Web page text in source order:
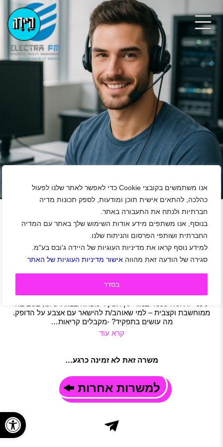
אנו משתמשים בקובצי Cookie כדי לאפשר לאתר שלנו לפעול
כהלכה, להתאים אישית תוכן ומודעות, לספק תכונות מדיה
חברתיות ולנתח את התעבורה באתר.
בנוסף, אנו משתפים מידע אודות השימוש שלך באתר עם המדיה
החברתית ושותפי הפרסום והניתוח שלנו.
למידע נוסף קראו את מדיניות העוגיות של היידה ג'ובס בע"מ.
סגירה של הודעה זאת מהווה אישור מדיניות העוגיות של האתר
בסדר
+
רפרנט/ית מוקד טכני בדאטה סנטר באלקטרה FM
מודיעין|סטודנטים|חיילים משוחררים|שירות לקוחות|מוקד
משרות שוות|תפעול|משרה מלאה|משמרות| חצי משרה
מחפשים עבודה דינמית עם אחריות וראש גדול? בואו לתפעל את
השטח מהמרכז של אלקטרה FM! אנחנו מחפשים רפרנט/ית מוקד
ממוחשבת וקצבית – למי שאוהב/ת להישאר עם אצבע על הדופק.
מה עושים בתפקיד? -מקבלים קריאות…
קרא עוד
משרה זאת לא זמינה כרגע…
למשרות אחרות